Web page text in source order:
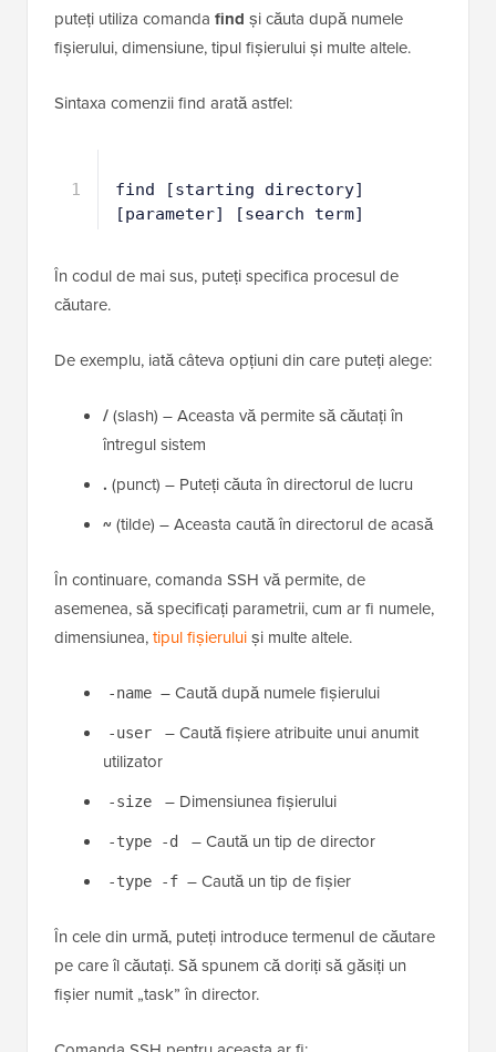
9. find – Caută fișiere și directoare
puteți utiliza comandafindși căuta după numele
Sintaxa comenzii find arată astfel:
find [starting directory]
[parameter] [search term]
În codul de mai sus, puteți specifica procesul de
căutare.
De exemplu, iată câteva opțiuni din care puteți alege:
/(slash) – Aceasta vă permite să căutați în
.(punct) – Puteți căuta în directorul de lucru
~
(tilde) – Aceasta caută în directorul de acasă
În continuare, comanda SSH vă permite, de
asemenea, să specificați parametrii, cum ar fi numele,
dimensiunea, tipul fișieruluiși multe altele.
-name – Caută după numele fișierului
-user
– Caută fișiere atribuite unui anumit
-type -d – Caută un tip de director
– Caută un tip de fișier